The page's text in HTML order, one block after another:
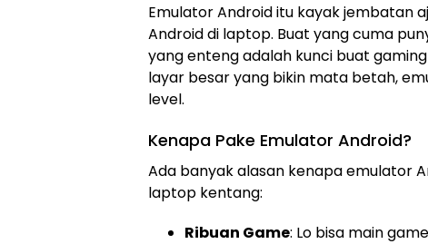
Emulator Android itu kayak jembatan
Android di laptop. Buat yang cuma
yang enteng adalah kunci buat
layar besar yang bikin mata betah,
level.
Kenapa Pake Emulator Android?
Ada banyak alasan kenapa emulator
laptop kentang:
Ribuan Game: Lo bisa main